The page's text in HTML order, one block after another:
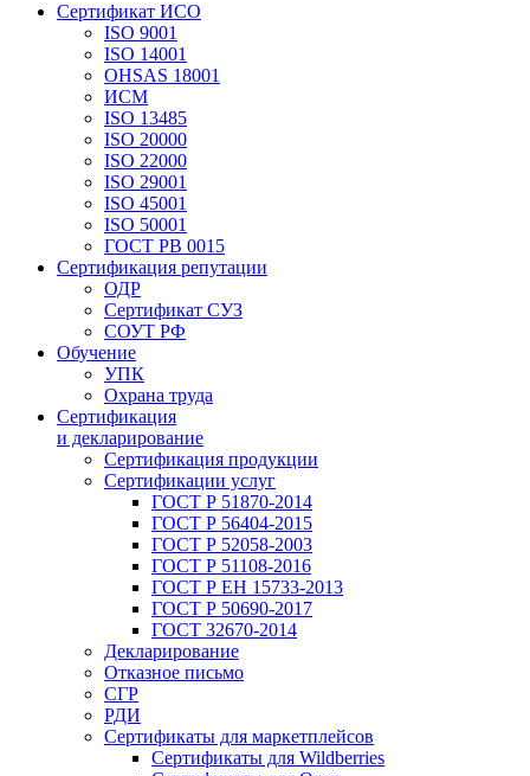
Сертификат ИСО
ISO 9001
ISO 14001
OHSAS 18001
ИСМ
ISO 13485
ISO 20000
ISO 22000
ISO 29001
ISO 45001
ISO 50001
ГОСТ РВ 0015
Сертификация репутации
ОДР
Сертификат СУЗ
СОУТ РФ
Обучение
УПК
Охрана труда
Сертификация
и декларирование
Сертификация продукции
Сертификации услуг
ГОСТ Р 51870-2014
ГОСТ Р 56404-2015
ГОСТ Р 52058-2003
ГОСТ Р 51108-2016
ГОСТ Р ЕН 15733-2013
ГОСТ Р 50690-2017
ГОСТ 32670-2014
Декларирование
Отказное письмо
СГР
РДИ
Сертификаты для маркетплейсов
Сертификаты для Wildberries